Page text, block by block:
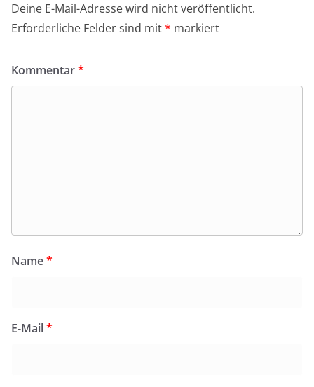
Deine E-Mail-Adresse wird nicht veröffentlicht.
Erforderliche Felder sind mit* markiert
Kommentar*
Name*
E-Mail*